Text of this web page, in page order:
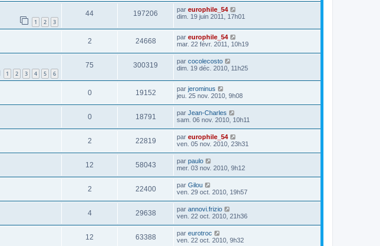
1 2 3
44 197206 par europhile_54
dim. 19 juin 2011, 17h01
2 24668 par europhile_54
mar. 22 févr. 2011, 10h19
1 2 3 4 5 6
75 300319 par cocolecosto
dim. 19 déc. 2010, 11h25
0 19152 par jerominus
jeu. 25 nov. 2010, 9h08
0 18791 par Jean-Charles
sam. 06 nov. 2010, 10h11
2 22819 par europhile_54
ven. 05 nov. 2010, 23h31
12 58043 par paulo
mer. 03 nov. 2010, 9h12
2 22400 par Gilou
ven. 29 oct. 2010, 19h57
4 29638 par annovi.frizio
ven. 22 oct. 2010, 21h36
12 63388 par eurotroc
ven. 22 oct. 2010, 9h32